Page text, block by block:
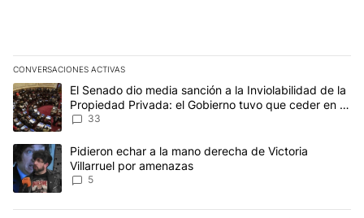
CONVERSACIONES ACTIVAS
Este listado muestra los artículos con más comentarios en los
Un artículo de tendencia con el título "El Senado dio media
El Senado dio media sanción a la Inviolabilidad de la
Propiedad Privada: el Gobierno tuvo que ceder en la
Ley del Manejo del Fuego
33
Un artículo de tendencia con el título "Pidieron echar a la mano
Pidieron echar a la mano derecha de Victoria
Villarruel por amenazas
5